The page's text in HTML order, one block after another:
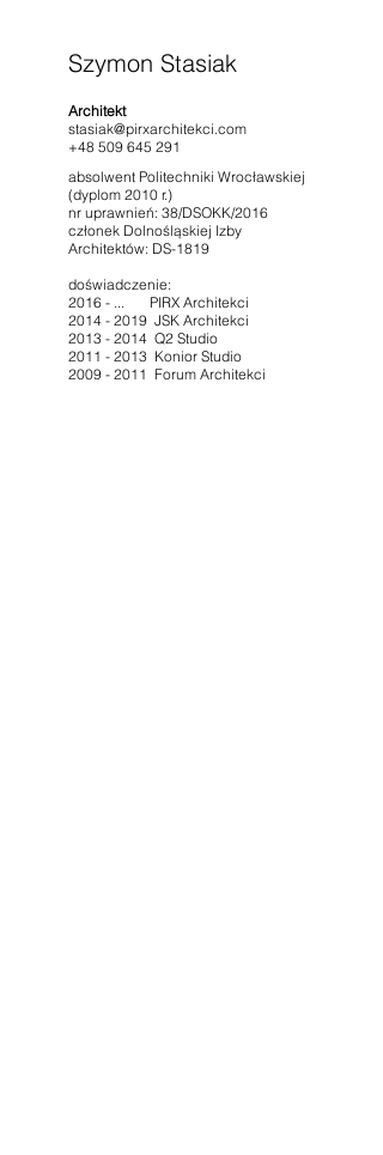
Szymon Stasiak
Architekt
stasiak@pirxarchitekci.com
+48 509 645 291
absolwent Politechniki Wrocławskiej
(dyplom 2010 r.)
nr uprawnień: 38/DSOKK/2016
członek Dolnośląskiej Izby
Architektów: DS-1819
doświadczenie:
2016 - ... PIRX Architekci
2014 - 2019 JSK Architekci
2013 - 2014 Q2 Studio
2011 - 2013 Konior Studio
2009 - 2011 Forum Architekci